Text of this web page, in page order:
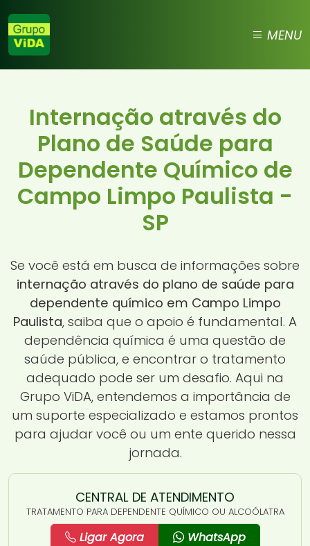
MENU
Internação através do
Plano de Saúde para
Dependente Químico de
Campo Limpo Paulista -
SP
Se você está em busca de informações sobre
internação através do plano de saúde para
dependente químico em Campo Limpo
Paulista, saiba que o apoio é fundamental. A
dependência química é uma questão de
saúde pública, e encontrar o tratamento
adequado pode ser um desafio. Aqui na
Grupo ViDA, entendemos a importância de
um suporte especializado e estamos prontos
para ajudar você ou um ente querido nessa
jornada.
CENTRAL DE ATENDIMENTO
TRATAMENTO PARA DEPENDENTE QUÍMICO OU ALCOÓLATRA
Ligar Agora WhatsApp